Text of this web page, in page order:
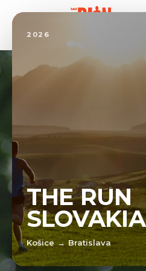
2026
THE RUN
SLOVAKIA
Košice → Bratislava